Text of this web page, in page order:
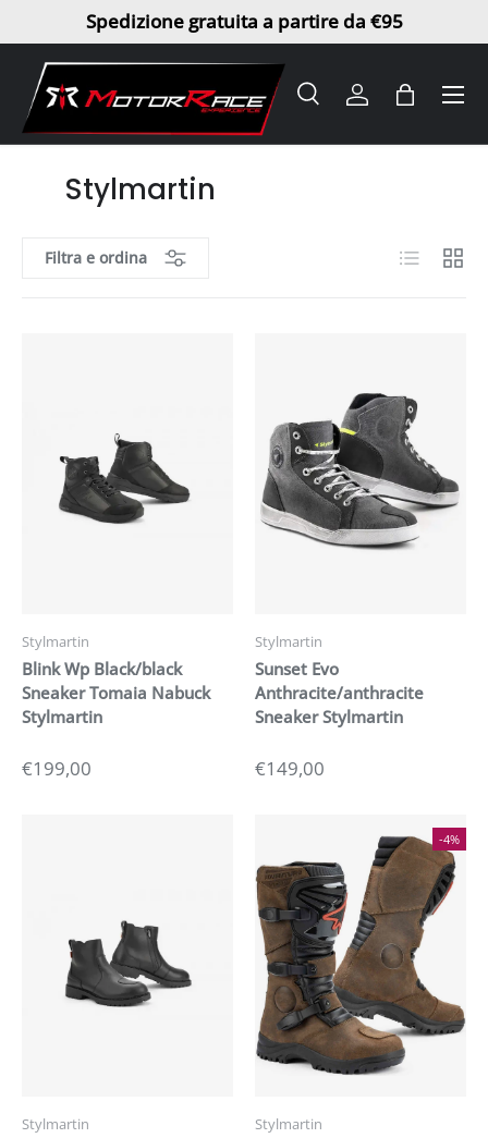
Passa ai contenuti
Spedizione gratuita a partire da €95
Cerca
Tipo prodotto
Cerca AccediBorsa
Stylmartin
Filtra e ordina ElencoGriglia
Stylmartin
Blink Wp Black/black
Sneaker Tomaia Nabuck
Stylmartin
€199,00
Stylmartin
Sunset Evo
Anthracite/anthracite
Sneaker Stylmartin
€149,00
Stylmartin
-4%
Stylmartin